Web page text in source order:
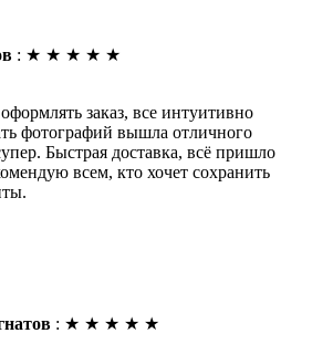
: ★ ★ ★ ★ ★
заказ, все интуитивно
фотографий вышла отличного
Быстрая доставка, всё пришло
всем, кто хочет сохранить
: ★ ★ ★ ★ ★